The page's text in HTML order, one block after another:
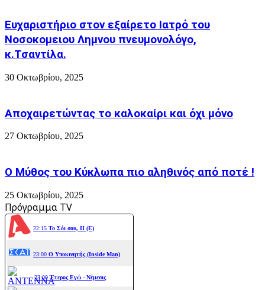
...
9/9
θα
ειναι
με
την
Παιδική
Δήμου.
Ευχαριστήριο στον εξαίρετο Ιατρό του
Νοσοκομειου Λημνου πνευμονολόγο,
κ.Τσαντίλα.
30 Οκτωβρίου, 2025
Αποχαιρετώντας το καλοκαίρι και όχι μόνο
27 Οκτωβρίου, 2025
Ο Μύθος του Κύκλωπα πιο αληθινός από ποτέ !
25 Οκτωβρίου, 2025
Πρόγραμμα TV